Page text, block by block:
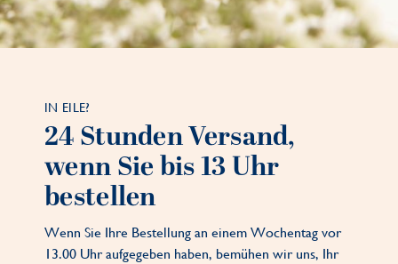
IN EILE?
24 Stunden Versand,
wenn Sie bis 13 Uhr
bestellen
Wenn Sie Ihre Bestellung an einem Wochentag vor
13.00 Uhr aufgegeben haben, bemühen wir uns, Ihr